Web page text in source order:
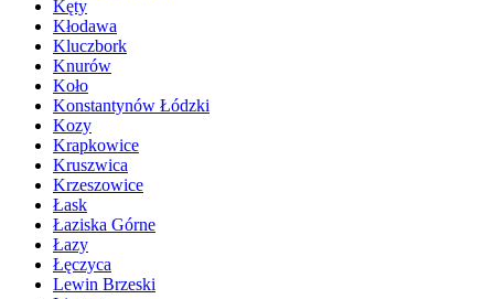
Kęty
Kłodawa
Kluczbork
Knurów
Koło
Konstantynów Łódzki
Kozy
Krapkowice
Kruszwica
Krzeszowice
Łask
Łaziska Górne
Łazy
Łęczyca
Lewin Brzeski